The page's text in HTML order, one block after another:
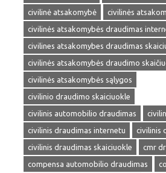
civilinė atsakomybė
civilinės
civilinės atsakomybės draudimas
civilines atsakomybes draudimas
civilinės atsakomybės draudimo
civilinės atsakomybės sąlygos
civilinio draudimo skaiciuokle
civilinis automobilio draudimas
civilinis draudimas internetu
civilinis
civilinis draudimas skaiciuokle
cmr
compensa automobilio draudimas